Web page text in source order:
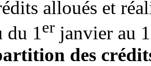
alloués et
du 1er janvier au 1
des